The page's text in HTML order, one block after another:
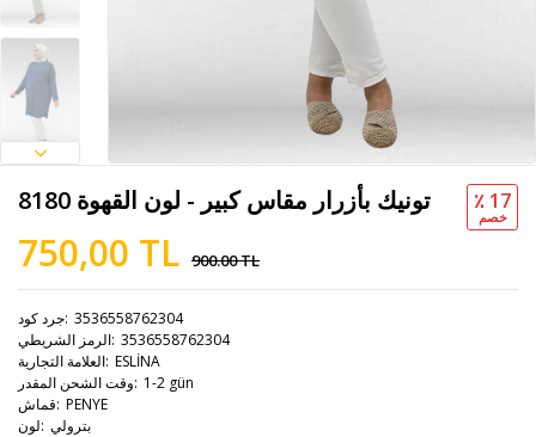
8180 تونيك بأزرار مقاس كبير - لون القهوة
750,00 TL 900.00 TL
٪ 17
خصم
جرد كود 3536558762304
الرمز الشريطي 3536558762304
العلامة التجارية ESLİNA
وقت الشحن المقدر 1-2 gün
قماش PENYE
لون بترولي